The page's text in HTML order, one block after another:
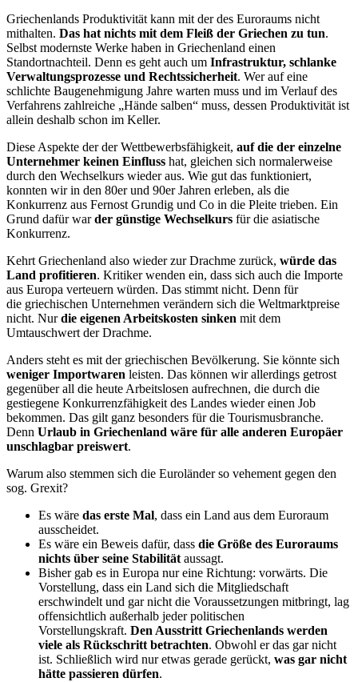
Griechenlands Produktivität kann mit der des Euroraums nicht
mithalten. Das hat nichts mit dem Fleiß der Griechen zu tun.
Selbst modernste Werke haben in Griechenland einen
Standortnachteil. Denn es geht auch um Infrastruktur, schlanke
Verwaltungsprozesse und Rechtssicherheit. Wer auf eine
schlichte Baugenehmigung Jahre warten muss und im Verlauf des
Verfahrens zahlreiche „Hände salben“ muss, dessen Produktivität ist
allein deshalb schon im Keller.
Diese Aspekte der der Wettbewerbsfähigkeit, auf die der einzelne
Unternehmer keinen Einfluss hat, gleichen sich normalerweise
durch den Wechselkurs wieder aus. Wie gut das funktioniert,
konnten wir in den 80er und 90er Jahren erleben, als die
Konkurrenz aus Fernost Grundig und Co in die Pleite trieben. Ein
Grund dafür warder günstige Wechselkurs für die asiatische
Konkurrenz.
Kehrt Griechenland also wieder zur Drachme zurück, würde das
Land profitieren. Kritiker wenden ein, dass sich auch die Importe
aus Europa verteuern würden. Das stimmt nicht. Denn für
die griechischen Unternehmen verändern sich die Weltmarktpreise
nicht. Nurdie eigenen Arbeitskosten sinken mit dem
Umtauschwert der Drachme.
Anders steht es mit der griechischen Bevölkerung. Sie könnte sich
weniger Importwaren leisten. Das können wir allerdings getrost
gegenüber all die heute Arbeitslosen aufrechnen, die durch die
gestiegene Konkurrenzfähigkeit des Landes wieder einen Job
bekommen. Das gilt ganz besonders für die Tourismusbranche.
Denn Urlaub in Griechenland wäre für alle anderen Europäer
unschlagbar preiswert.
Warum also stemmen sich die Euroländer so vehement gegen den
sog. Grexit?
Es wäre das erste Mal, dass ein Land aus dem Euroraum
ausscheidet.
Es wäre ein Beweis dafür, dass die Größe des Euroraums
nichts über seine Stabilitätaussagt.
Bisher gab es in Europa nur eine Richtung: vorwärts. Die
Vorstellung, dass ein Land sich die Mitgliedschaft
erschwindelt und gar nicht die Voraussetzungen mitbringt, lag
offensichtlich außerhalb jeder politischen
Vorstellungskraft. Den Ausstritt Griechenlands werden
viele als Rückschritt betrachten. Obwohl er das gar nicht
ist. Schließlich wird nur etwas gerade gerückt, was gar nicht
hätte passieren dürfen.